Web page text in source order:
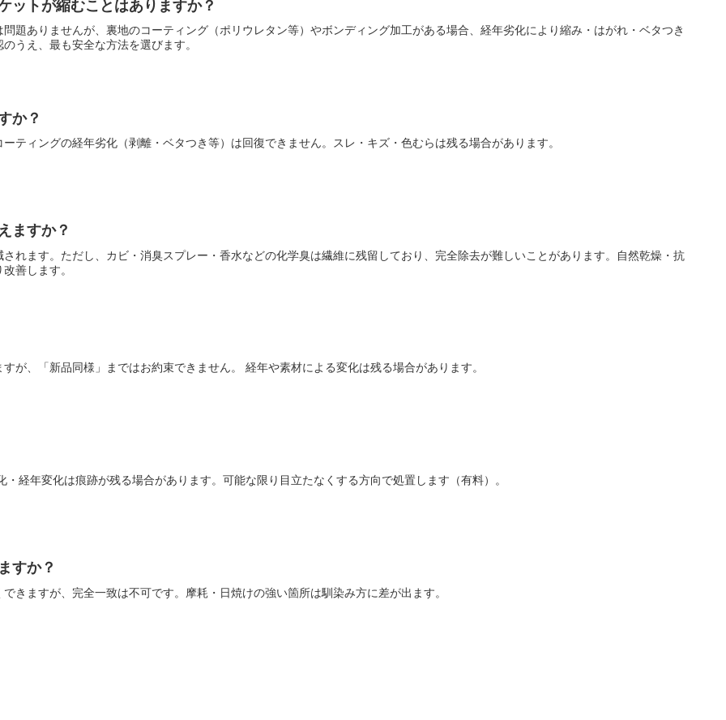
ットが縮むことはありますか？
題ありませんが、裏地のコーティング（ポリウレタン等）やボンディング加工がある場合、経年劣化により縮み・はがれ・ベタつき
うえ、最も安全な方法を選びます。
か？
ティングの経年劣化（剥離・ベタつき等）は回復できません。スレ・キズ・色むらは残る場合があります。
ますか？
れます。ただし、カビ・消臭スプレー・香水などの化学臭は繊維に残留しており、完全除去が難しいことがあります。自然乾燥・抗
善します。
が、「新品同様」まではお約束できません。 経年や素材による変化は残る場合があります。
経年変化は痕跡が残る場合があります。可能な限り目立たなくする方向で処置します（有料）。
すか？
きますが、完全一致は不可です。摩耗・日焼けの強い箇所は馴染み方に差が出ます。